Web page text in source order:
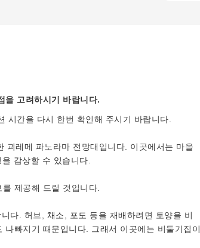
을 고려하시기 바랍니다.
시간을 다시 한번 확인해 주시기 바랍니다.
레메 파노라마 전망대입니다. 이곳에서는 마을
감상할 수 있습니다.
제공해 드릴 것입니다.
다. 허브, 채소, 포도 등을 재배하려면 토양을 비
빠지기 때문입니다. 그래서 이곳에는 비둘기집이